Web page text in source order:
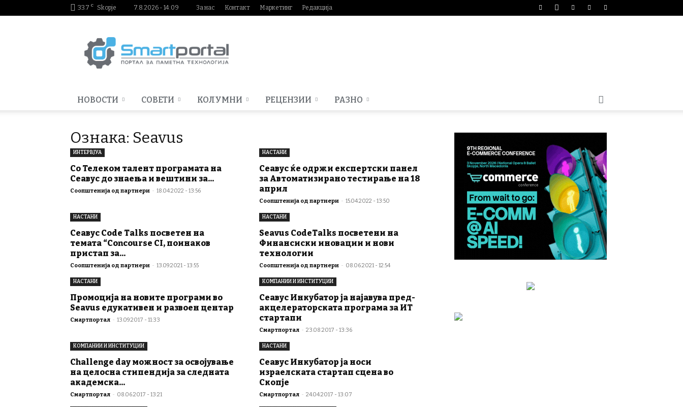
33.7 C Skopje 7.8.2026 - 14:09 За нас Контакт Маркетинг Редакција
НОВОСТИ СОВЕТИ КОЛУМНИ РЕЦЕНЗИИ РАЗНО
Ознака: Seavus
ИНТЕРВЈУА
Со Телеком талент програмата на
Сеавус до знаења и вештини за...
Соопштенија од партнери - 18.04.2022 - 13:56
НАСТАНИ
Сеавус ќе одржи експертски панел
за Автоматизирано тестирање на 18
април
Соопштенија од партнери - 15.04.2022 - 13:50
НАСТАНИ
Сеавус Code Talks посветен на
темата “Concourse CI, поинаков
пристап за...
Соопштенија од партнери - 13.09.2021 - 13:55
НАСТАНИ
Seavus CodeTalks посветени на
Финансиски иновации и нови
технологии
Соопштенија од партнери - 08.06.2021 - 12:54
НАСТАНИ
Промоција на новите програми во
Seavus едукативен и развоен центар
Смартпортал - 13.09.2017 - 11:33
КОМПАНИИ И ИНСТИТУЦИИ
Сеавус Инкубатор ја најавува пред-
акцелераторската програма за ИТ
стартапи
Смартпортал - 23.08.2017 - 13:36
КОМПАНИИ И ИНСТИТУЦИИ
Challenge day можност за освојување
на целосна стипендија за следната
академска...
Смартпортал - 08.06.2017 - 13:21
НАСТАНИ
Сеавус Инкубатор ја носи
израелската стартап сцена во
Скопје
Смартпортал - 24.04.2017 - 13:07